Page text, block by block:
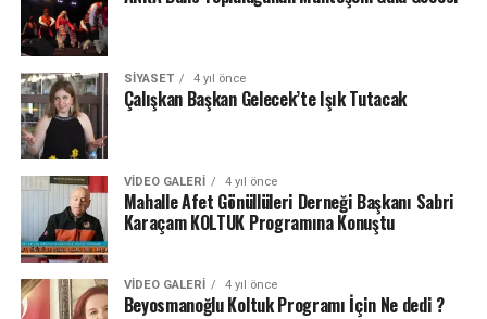
SIYASET 4 yıl önce
Çalışkan Başkan Gelecek’te Işık Tutacak
VIDEO GALERI 4 yıl önce
Mahalle Afet Gönüllüleri Derneği Başkanı Sabri
Karaçam KOLTUK Programına Konuştu
VIDEO GALERI 4 yıl önce
Beyosmanoğlu Koltuk Programı İçin Ne dedi ?